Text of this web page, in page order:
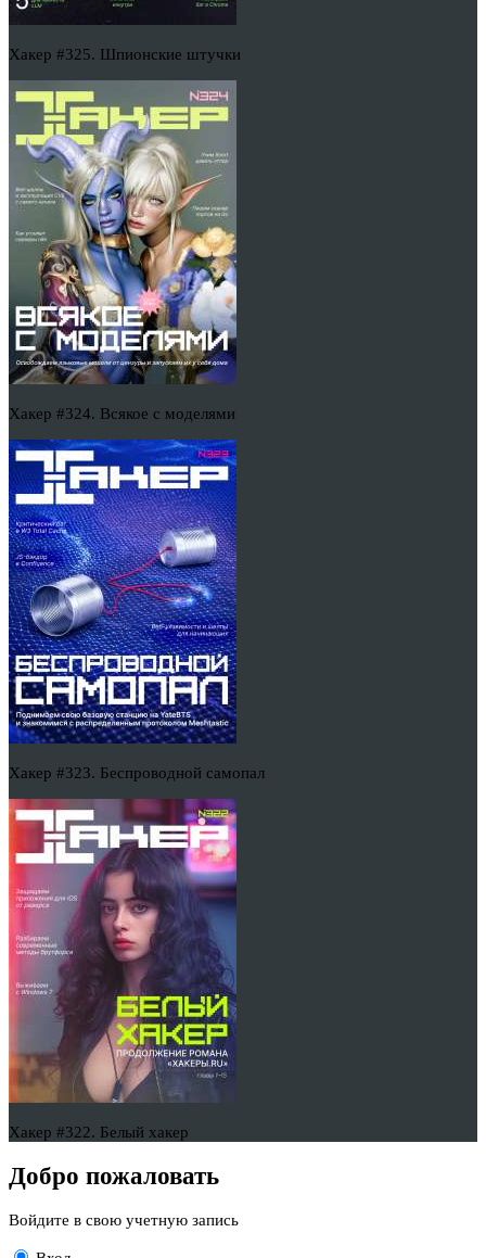
Хакер #325. Шпионские штучки
Хакер #324. Всякое с моделями
Хакер #323. Беспроводной самопал
Хакер #322. Белый хакер
Добро пожаловать
Войдите в свою учетную запись